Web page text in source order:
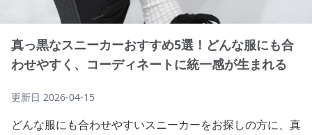
真っ黒なスニーカーおすすめ5選！どんな服にも合
わせやすく、コーディネートに統一感が生まれる
更新日 2026-04-15
どんな服にも合わせやすいスニーカーをお探しの方に、真